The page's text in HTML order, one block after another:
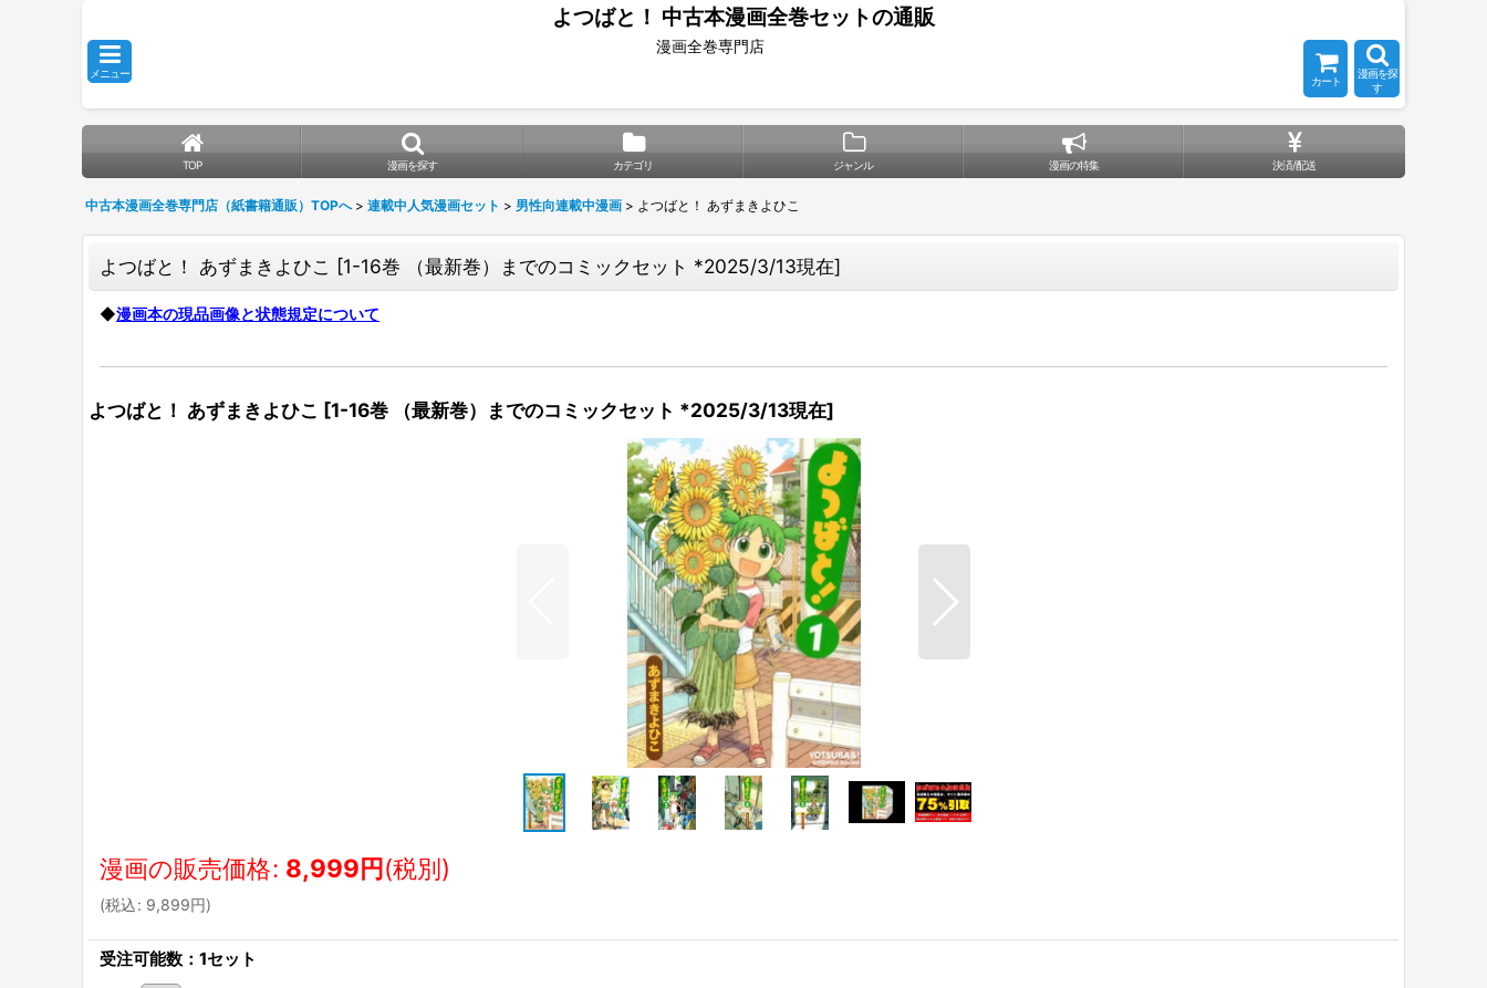
よつばと！ 中古本漫画全巻セットの通販
メニュー
漫画全巻専門店
カート
漫画を探
す
TOP 漫画を探す カテゴリ ジャンル 漫画の特集 決済/配送
中古本漫画全巻専門店（紙書籍通販）TOPへ > 連載中人気漫画セット > 男性向連載中漫画 > よつばと！ あずまきよひこ
よつばと！ あずまきよひこ [1-16巻 （最新巻）までのコミックセット *2025/3/13現在]
◆漫画本の現品画像と状態規定について
よつばと！ あずまきよひこ [1-16巻 （最新巻）までのコミックセット *2025/3/13現在]
漫画の販売価格: 8,999円(税別)
(税込: 9,899円)
受注可能数：1セット